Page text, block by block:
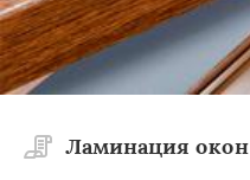
Ламинация окон